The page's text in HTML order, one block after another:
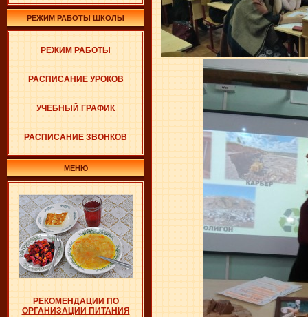
РЕЖИМ РАБОТЫ ШКОЛЫ
РЕЖИМ РАБОТЫ
РАСПИСАНИЕ УРОКОВ
УЧЕБНЫЙ ГРАФИК
РАСПИСАНИЕ ЗВОНКОВ
МЕНЮ
РЕКОМЕНДАЦИИ ПО
ОРГАНИЗАЦИИ ПИТАНИЯ